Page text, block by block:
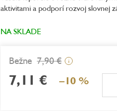
0,0
5
hviezdičiek.
aktivitami a podporí rozvoj slovnej
NA SKLADE
7,90 € i
7,11 € –10 %